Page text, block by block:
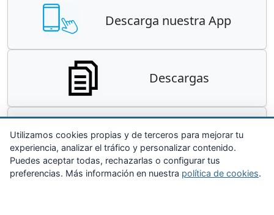
Descarga nuestra App
Descargas
Contacta
Utilizamos cookies propias y de terceros para mejorar tu
experiencia, analizar el tráfico y personalizar contenido.
Puedes aceptar todas, rechazarlas o configurar tus
preferencias. Más información en nuestra política de cookies.